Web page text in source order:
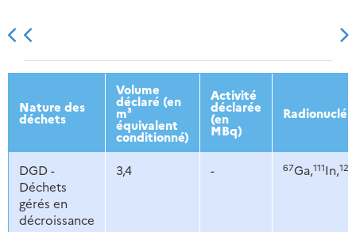
2013 2014 2015 2016
Nature des
déchets
Volume
déclaré (en
m³
équivalent
conditionné)
Activité
déclarée
(en
MBq)
DGD -
Déchets
gérés en
décroissance
3,4 - 67Ga,111In,123